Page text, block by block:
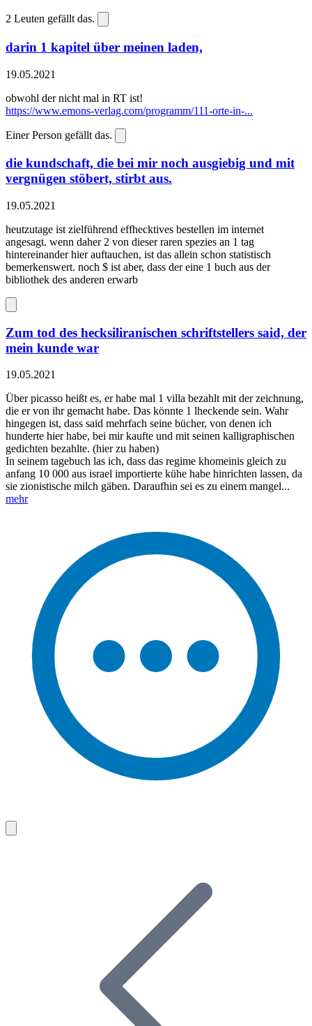
2 Leuten gefällt das.
darin 1 kapitel über meinen laden,
19.05.2021
obwohl der nicht mal in RT ist!
https://www.emons-verlag.com/programm/111-orte-in-...
Einer Person gefällt das.
die kundschaft, die bei mir noch ausgiebig und mit
vergnügen stöbert, stirbt aus.
19.05.2021
heutzutage ist zielführend effhecktives bestellen im internet
angesagt. wenn daher 2 von dieser raren spezies an 1 tag
hintereinander hier auftauchen, ist das allein schon statistisch
bemerkenswert. noch $ ist aber, dass der eine 1 buch aus der
bibliothek des anderen erwarb
Zum tod des hecksiliranischen schriftstellers said, der
mein kunde war
19.05.2021
Über picasso heißt es, er habe mal 1 villa bezahlt mit der zeichnung,
die er von ihr gemacht habe. Das könnte 1 lheckende sein. Wahr
hingegen ist, dass said mehrfach seine bücher, von denen ich
hunderte hier habe, bei mir kaufte und mit seinen kalligraphischen
gedichten bezahlte. (hier zu haben)
In seinem tagebuch las ich, dass das regime khomeinis gleich zu
anfang 10 000 aus israel importierte kühe habe hinrichten lassen, da
sie zionistische milch gäben. Daraufhin sei es zu einem mangel...
mehr